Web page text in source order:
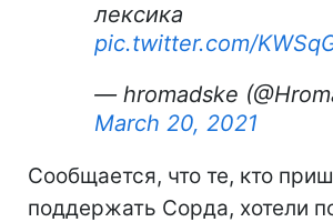
лексика
pic.twitter.com/
— hromadske
March 20, 2021
Сообщается, что те, кто
поддержать Сорда, хотели